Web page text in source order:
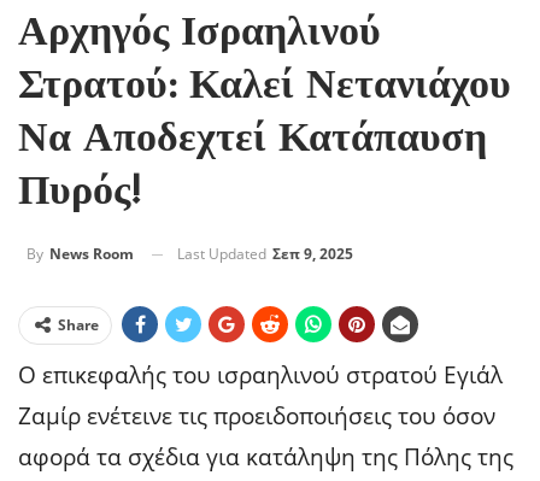
Αρχηγός Ισραηλινού
Στρατού: Καλεί Νετανιάχου
Να Αποδεχτεί Κατάπαυση
Πυρός!
By News Room Last Updated Σεπ 9, 2025
Share
Ο επικεφαλής του ισραηλινού στρατού Εγιάλ
Ζαμίρ ενέτεινε τις προειδοποιήσεις του όσον
αφορά τα σχέδια για κατάληψη της Πόλης της